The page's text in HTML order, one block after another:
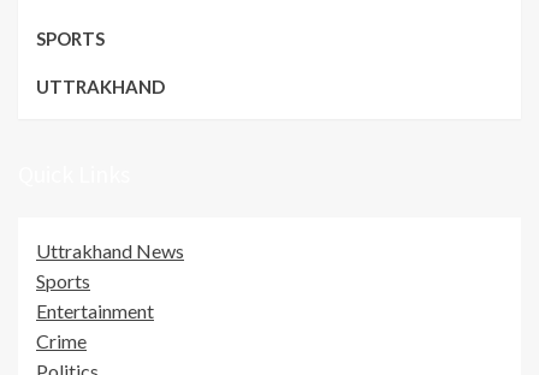
SPORTS
UTTRAKHAND
Uttrakhand News
Sports
Entertainment
Crime